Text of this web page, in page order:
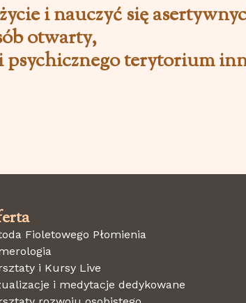
i nauczyć się
otwarty,
psychicznego terytorium
Fioletowego Płomienia
i Kursy Live
i medytacje dedykowane